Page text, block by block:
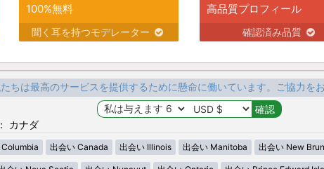
100%無料
聞く耳を持つモデレーター
高品質プロフィール
確認済み品質
ちは最高のサービスを提供するために懸命に働いています。ご協力を
カナダ
出会い Canada 出会い Illinois 出会い Manitoba 出会い New